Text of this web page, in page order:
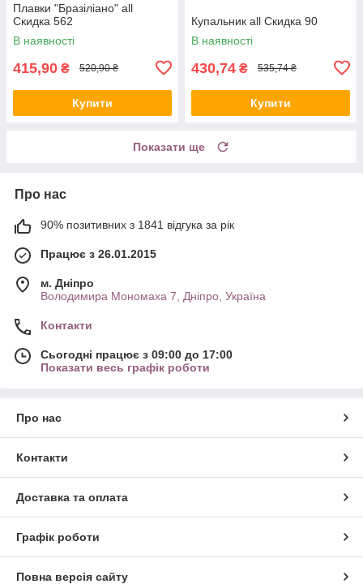
Плавки "Бразіліано" all
Скидка 562
В наявності
415,90 ₴ 520,90 ₴
Купити
Купальник all Скидка 90
В наявності
430,74 ₴ 535,74 ₴
Купити
Показати ще
Про нас
90% позитивних з 1841 відгука за рік
Працює з 26.01.2015
м. Дніпро
Володимира Мономаха 7, Дніпро, Україна
Контакти
Сьогодні працює з 09:00 до 17:00
Показати весь графік роботи
Про нас
Контакти
Доставка та оплата
Графік роботи
Повна версія сайту